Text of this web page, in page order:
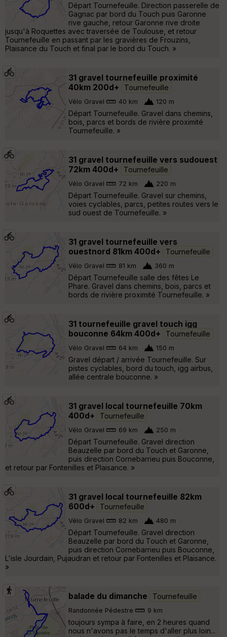
Départ Tournefeuille. Direction passerelle de
Gagnac par bord du Touch puis Garonne
rive gauche, retour Garonne rive droite
jusqu'à Roquettes avec traversée de Toulouse, et retour
Tournefeuille en passant par les gravières de Frouzins,
Plaisance du Touch et final par le bord du Touch. »
31 gravel tournefeuille proximité
40km 200d+
Tournefeuille
Vélo Gravel 40 km 120 m
Départ Tournefeuille. Gravel dans chemins,
bois, parcs et bords de rivière proximité
Tournefeuille. »
31 gravel tournefeuille vers sudouest
72km 400d+
Tournefeuille
Vélo Gravel 72 km 220 m
Départ Tournefeuille. Gravel sur chemins,
voies cyclables, parcs, petites routes vers le
sud ouest de Tournefeuille. »
31 gravel tournefeuille vers
ouestnord 81km 400d+
Tournefeuille
Vélo Gravel 81 km 360 m
Départ Tournefeuille salle des fêtes Le
Phare. Gravel dans chemins, bois, parcs et
bords de rivière proximité Tournefeuille. »
31 tournefeuille gravel touch igg
bouconne 64km 400d+
Tournefeuille
Vélo Gravel 64 km 150 m
Gravel départ / arrivée Tournefeuille. Sur
pistes cyclables, bord du touch, igg airbus,
allée centrale bouconne. »
31 gravel local tournefeuille 70km
400d+
Tournefeuille
Vélo Gravel 69 km 250 m
Départ Tournefeuille. Gravel direction
Beauzelle par bord du Touch et Garonne,
puis direction Cornebarrieu puis Bouconne,
et retour par Fontenilles et Plaisance. »
31 gravel local tournefeuille 82km
600d+
Tournefeuille
Vélo Gravel 82 km 480 m
Départ Tournefeuille. Gravel direction
Beauzelle par bord du Touch et Garonne,
puis direction Cornebarrieu puis Bouconne,
L'isle Jourdain, Pujaudran et retour par Fontenilles et Plaisance.
»
balade du dimanche Tournefeuille
Randonnée Pédestre 9 km
toujours sympa à faire, en 2 heures quand
nous n'avons pas le temps d'aller plus loin...